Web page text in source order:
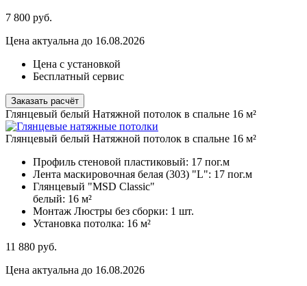
7 800 руб.
Цена актуальна до 16.08.2026
Цена с установкой
Бесплатный сервис
Заказать расчёт
Глянцевый белый Натяжной потолок в спальне 16 м²
Глянцевый белый Натяжной потолок в спальне 16 м²
Профиль стеновой пластиковый: 17 пог.м
Лента маскировочная белая (303) "L": 17 пог.м
Глянцевый "MSD Classic"
белый: 16 м²
Монтаж Люстры без сборки: 1 шт.
Установка потолка: 16 м²
11 880 руб.
Цена актуальна до 16.08.2026